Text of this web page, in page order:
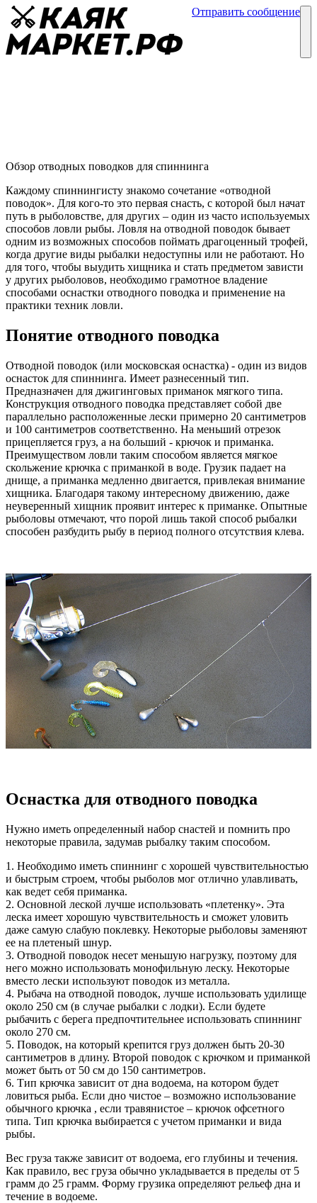
Отправить сообщение
Обзор отводных поводков для спиннинга
Каждому спиннингисту знакомо сочетание «отводной
поводок». Для кого-то это первая снасть, с которой был начат
путь в рыболовстве, для других – один из часто используемых
способов ловли рыбы. Ловля на отводной поводок бывает
одним из возможных способов поймать драгоценный трофей,
когда другие виды рыбалки недоступны или не работают. Но
для того, чтобы выудить хищника и стать предметом зависти
у других рыболовов, необходимо грамотное владение
способами оснастки отводного поводка и применение на
практики техник ловли.
Понятие отводного поводка
Отводной поводок (или московская оснастка) - один из видов
оснасток для спиннинга. Имеет разнесенный тип.
Предназначен для джигинговых приманок мягкого типа.
Конструкция отводного поводка представляет собой две
параллельно расположенные лески примерно 20 сантиметров
и 100 сантиметров соответственно. На меньший отрезок
прицепляется груз, а на больший - крючок и приманка.
Преимуществом ловли таким способом является мягкое
скольжение крючка с приманкой в воде. Грузик падает на
днище, а приманка медленно двигается, привлекая внимание
хищника. Благодаря такому интересному движению, даже
неуверенный хищник проявит интерес к приманке. Опытные
рыболовы отмечают, что порой лишь такой способ рыбалки
способен разбудить рыбу в период полного отсутствия клева.
Оснастка для отводного поводка
Нужно иметь определенный набор снастей и помнить про
некоторые правила, задумав рыбалку таким способом.
1. Необходимо иметь спиннинг с хорошей чувствительностью
и быстрым строем, чтобы рыболов мог отлично улавливать,
как ведет себя приманка.
2. Основной леской лучше использовать «плетенку». Эта
леска имеет хорошую чувствительность и сможет уловить
даже самую слабую поклевку. Некоторые рыболовы заменяют
ее на плетеный шнур.
3. Отводной поводок несет меньшую нагрузку, поэтому для
него можно использовать монофильную леску. Некоторые
вместо лески используют поводок из металла.
4. Рыбача на отводной поводок, лучше использовать удилище
около 250 см (в случае рыбалки с лодки). Если будете
рыбачить с берега предпочтительнее использовать спиннинг
около 270 см.
5. Поводок, на который крепится груз должен быть 20-30
сантиметров в длину. Второй поводок с крючком и приманкой
может быть от 50 см до 150 сантиметров.
6. Тип крючка зависит от дна водоема, на котором будет
ловиться рыба. Если дно чистое – возможно использование
обычного крючка , если травянистое – крючок офсетного
типа. Тип крючка выбирается с учетом приманки и вида
рыбы.
Вес груза также зависит от водоема, его глубины и течения.
Как правило, вес груза обычно укладывается в пределы от 5
грамм до 25 грамм. Форму грузика определяют рельеф дна и
течение в водоеме.